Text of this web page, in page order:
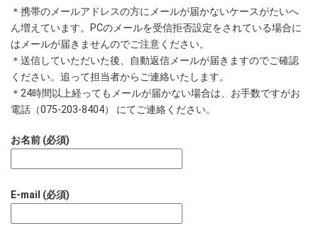
＊携帯のメールアドレスの方にメールが届かないケースがたいへ
ん増えています。PCのメールを受信拒否設定をされている場合に
はメールが届きませんのでご注意ください。
＊送信していただいた後、自動返信メールが届きますのでご確認
ください。追って担当者からご連絡いたします。
＊24時間以上経ってもメールが届かない場合は、お手数ですがお
電話（075-203-8404） にてご連絡ください。
お名前 (必須)
E-mail (必須)